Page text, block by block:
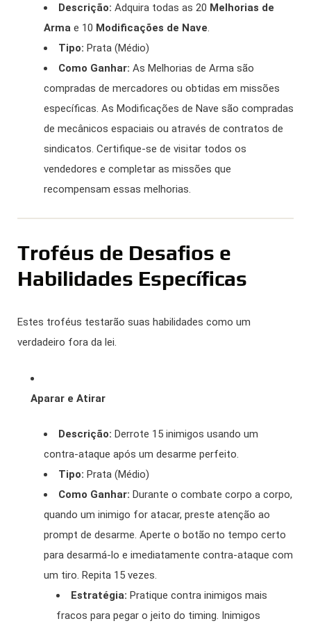
Descrição: Adquira todas as 20 Melhorias de
Armae 10 Modificações de Nave.
Tipo: Prata (Médio)
Como Ganhar: As Melhorias de Arma são
compradas de mercadores ou obtidas em missões
específicas. As Modificações de Nave são compradas
de mecânicos espaciais ou através de contratos de
sindicatos. Certifique-se de visitar todos os
vendedores e completar as missões que
recompensam essas melhorias.
Troféus de Desafios e
Habilidades Específicas
Estes troféus testarão suas habilidades como um
verdadeiro fora da lei.
Aparar e Atirar
Descrição: Derrote 15 inimigos usando um
contra-ataque após um desarme perfeito.
Tipo: Prata (Médio)
Como Ganhar: Durante o combate corpo a corpo,
quando um inimigo for atacar, preste atenção ao
prompt de desarme. Aperte o botão no tempo certo
para desarmá-lo e imediatamente contra-ataque com
um tiro. Repita 15 vezes.
Estratégia: Pratique contra inimigos mais
fracos para pegar o jeito do timing. Inimigos